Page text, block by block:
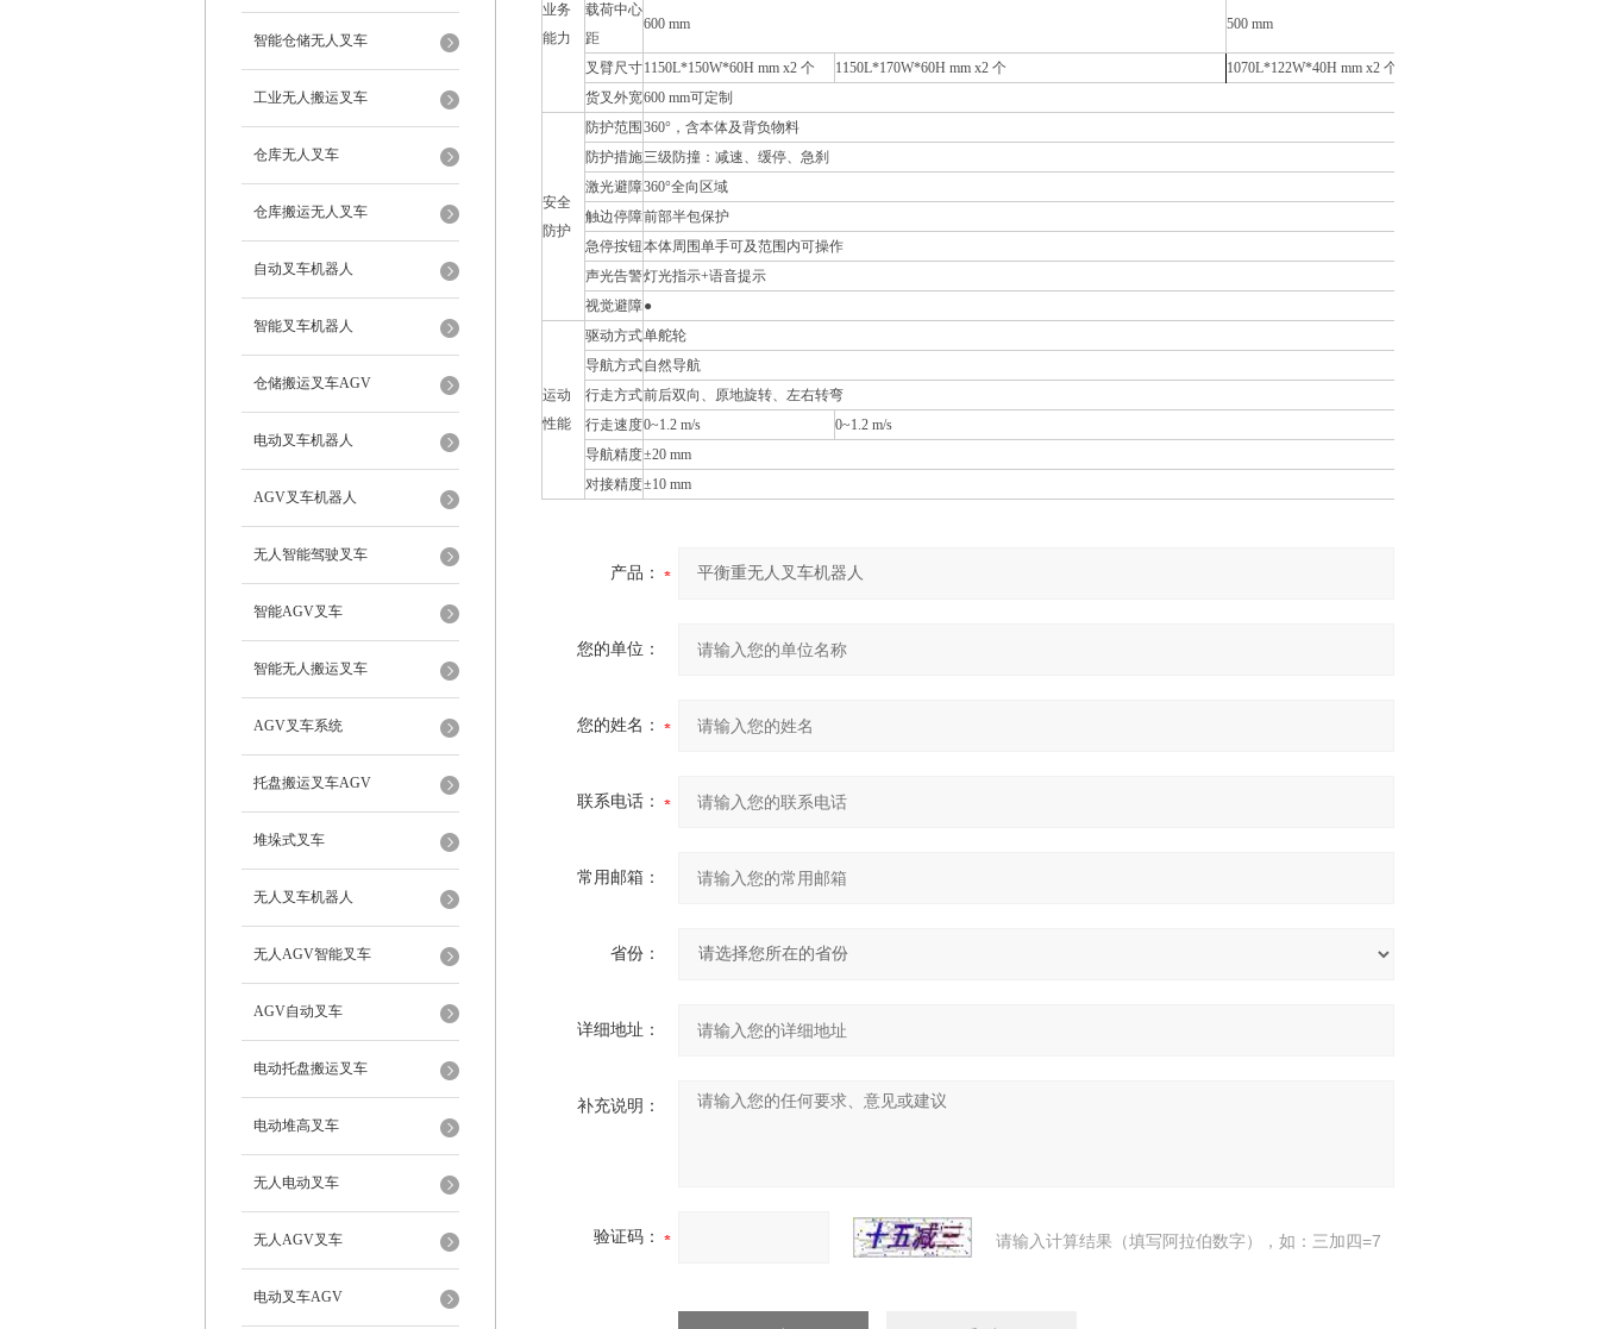
智能仓储无人叉车
工业无人搬运叉车
仓库无人叉车
仓库搬运无人叉车
自动叉车机器人
智能叉车机器人
仓储搬运叉车AGV
电动叉车机器人
AGV叉车机器人
无人智能驾驶叉车
智能AGV叉车
智能无人搬运叉车
AGV叉车系统
托盘搬运叉车AGV
堆垛式叉车
无人叉车机器人
无人AGV智能叉车
AGV自动叉车
电动托盘搬运叉车
电动堆高叉车
无人电动叉车
无人AGV叉车
电动叉车AGV
业务
能力
载荷中心
距
600 mm 500 mm
叉臂尺寸1150L*150W*60H mm x2 个 1150L*170W*60H mm x2 个
1070L*122W*40H mm x2 个
货叉外宽600 mm可定制
安全
防护
防护范围 360°，含本体及背负物料
防护措施三级防撞：减速、缓停、急刹
激光避障360°全向区域
触边停障前部半包保护
急停按钮本体周围单手可及范围内可操作
声光告警灯光指示+语音提示
视觉避障●
运动
性能
驱动方式单舵轮
导航方式自然导航
行走方式前后双向、原地旋转、左右转弯
行走速度0~1.2 m/s
0~1.2 m/s
导航精度±20 mm
对接精度±10 mm
产品：
您的单位：
您的姓名：
联系电话：
常用邮箱：
省份：
详细地址：
补充说明：
验证码： 请输入计算结果（填写阿拉伯数字），如：三加四=7